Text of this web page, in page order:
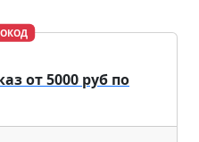
от 5000 руб по